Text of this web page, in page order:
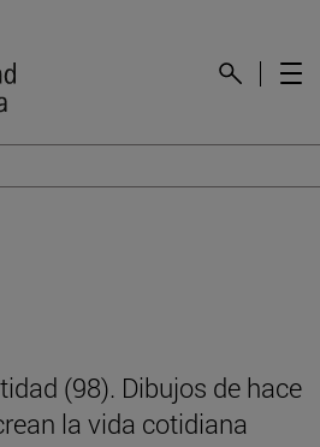
(98). Dibujos de hace
la vida cotidiana